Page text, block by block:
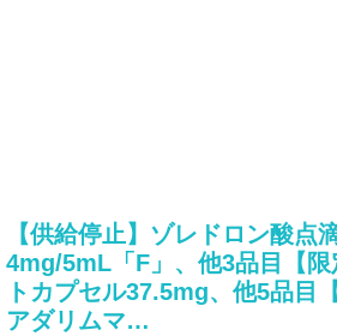
【供給停止】ゾレドロン酸点
4mg/5mL「F」、他3品目【限
トカプセル37.5mg、他5品目
アダリムマ…